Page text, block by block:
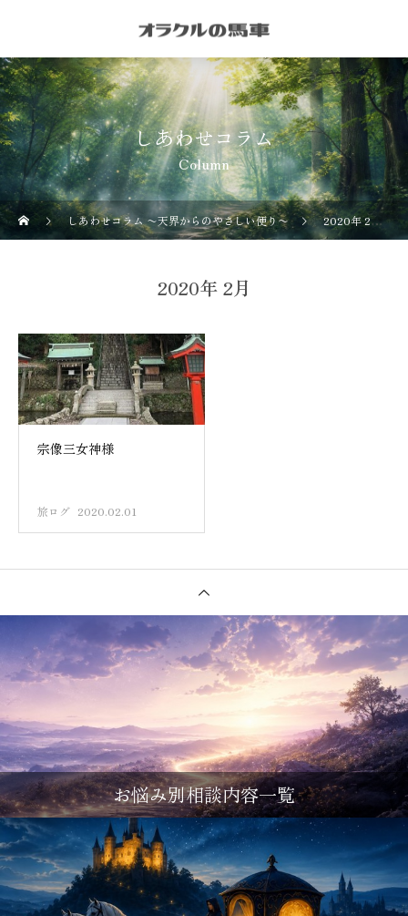
しあわせコラム
Column
しあわせコラム 〜天界からのやさしい便り〜 2020年 2月の記事一覧
2020年 2月
宗像三女神様
旅ログ 2020.02.01
お悩み別相談内容一覧